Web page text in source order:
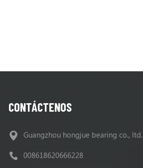
CONTÁCTENOS
Guangzhou hongjue bearing co., ltd.
008618620666228